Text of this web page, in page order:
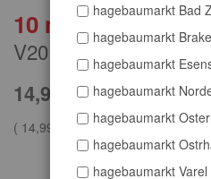
Zum
Anfang
der
Bildergalerie
springen
10 mm Spanplatte
V20 E1 roh, 280 x 207
14,99 €
( 14,99 € jem² )
hagebaumarkt Bad
hagebaumarkt Brake
hagebaumarkt
hagebaumarkt
hagebaumarkt
hagebaumarkt
hagebaumarkt Varel